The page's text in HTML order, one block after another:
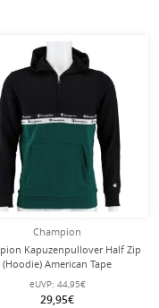
Champion
Kapuzenpullover Half Zip
(Hoodie) American Tape
schwarz/grün Jungen
eUVP: 44,95€
29,95€